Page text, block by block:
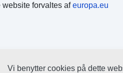
website forvaltes afeuropa.eu
Vi benytter cookies på dette